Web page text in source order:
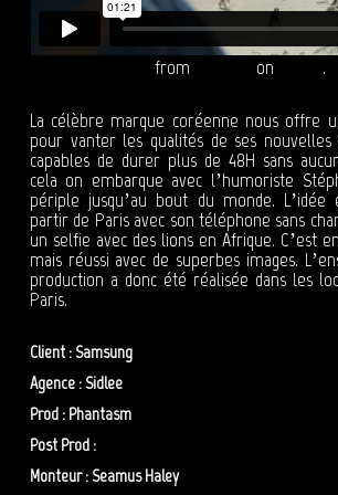
from on .
La célèbre marque coréenne nous offre
pour vanter les qualités de ses
capables de durer plus de 48H sans
cela on embarque avec l’humoriste
périple jusqu’au bout du monde.
partir de Paris avec son téléphone sans
un selfie avec des lions en Afrique. C’est
mais réussi avec de superbes images.
production a donc été réalisée dans les
Paris.
Client : Samsung
Agence : Sidlee
Prod : Phantasm
Post Prod :
Monteur : Seamus Haley